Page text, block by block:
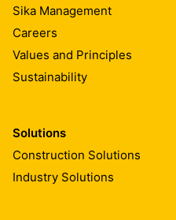
Sika Management
Careers
Values and Principles
Sustainability
Solutions
Construction Solutions
Industry Solutions